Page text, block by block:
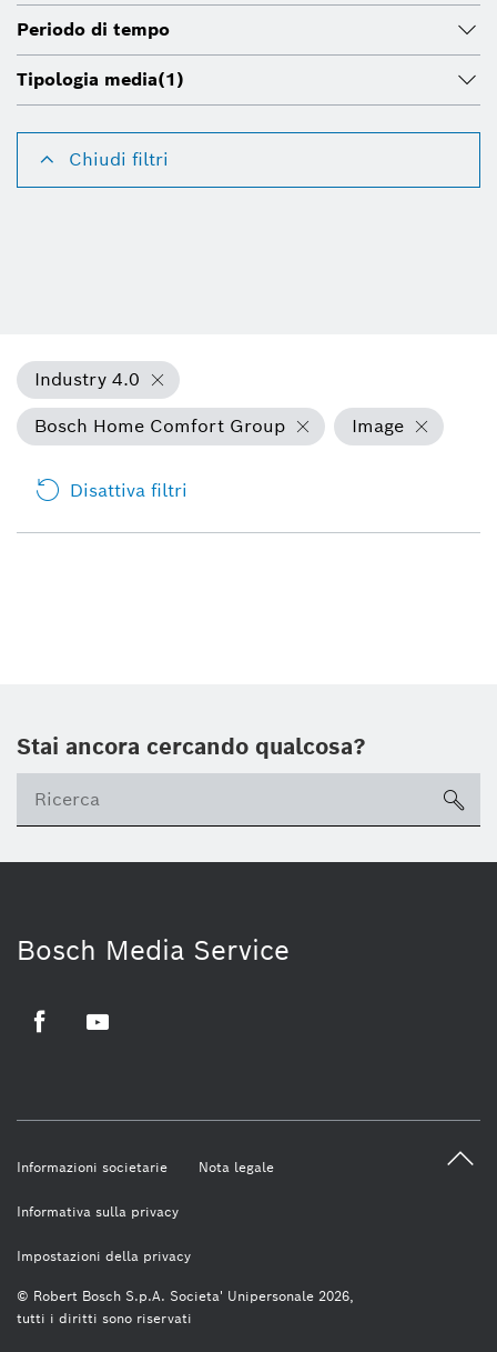
Periodo di tempo
Tipologia media(1)
Chiudi filtri
Industry 4.0
Bosch Home Comfort Group
Image
Disattiva filtri
Stai ancora cercando qualcosa?
Bosch Media Service
© Robert Bosch S.p.A. Societa' Unipersonale 2026,
tutti i diritti sono riservati
Informazioni societarie Nota legale
Informativa sulla privacy
Impostazioni della privacy